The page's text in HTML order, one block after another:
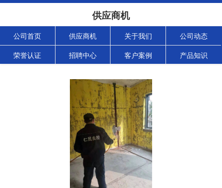
供应商机
公司首页 供应商机 关于我们 公司动态
荣誉认证 招聘中心 客户案例 产品知识